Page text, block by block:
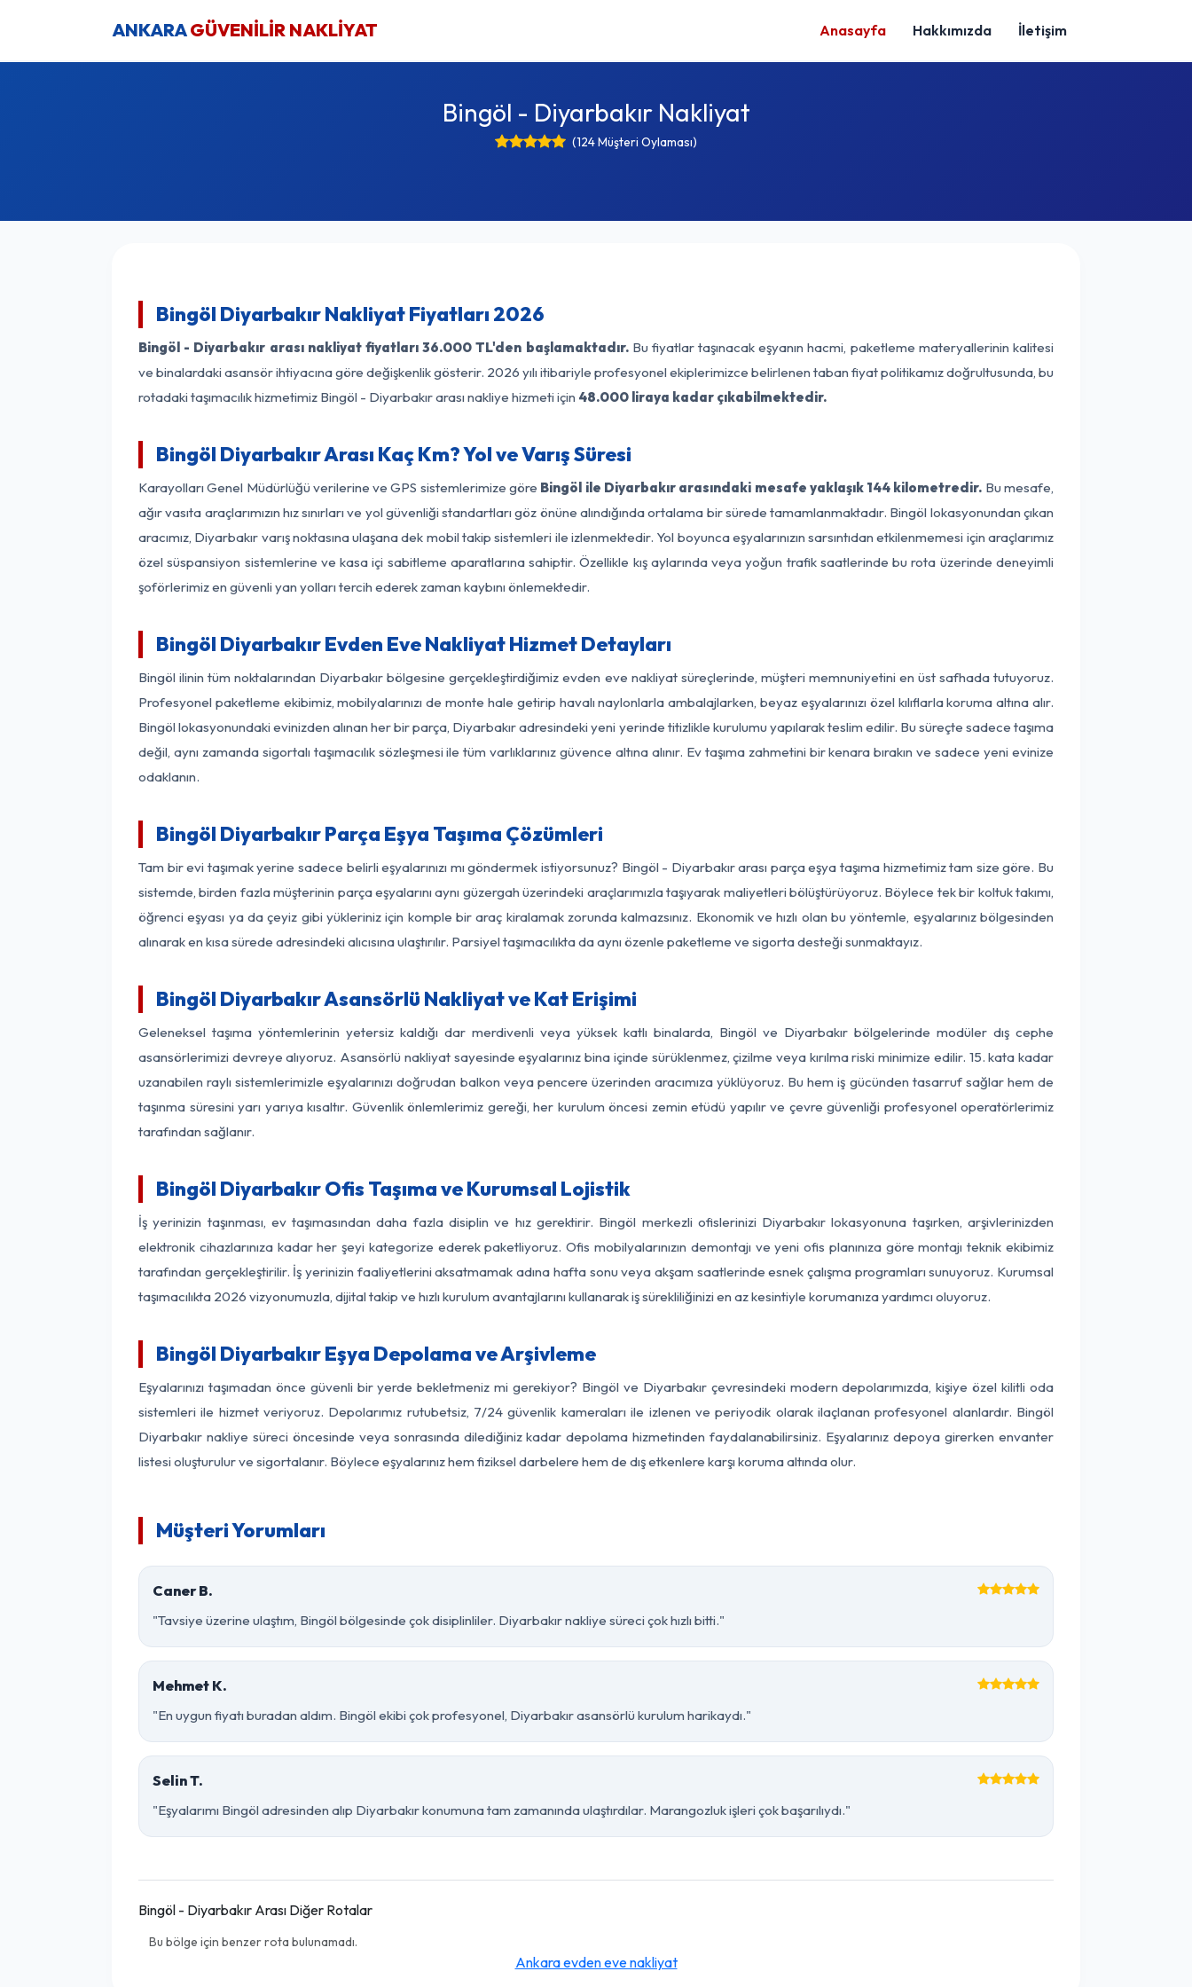
ANKARAGÜVENİLİR NAKLİYAT Anasayfa Hakkımızda İletişim
Bingöl - Diyarbakır Nakliyat
(124 Müşteri Oylaması)
Bingöl Diyarbakır Nakliyat Fiyatları 2026
Bingöl - Diyarbakır arası nakliyat fiyatları 36.000 TL'den başlamaktadır.Bu fiyatlar taşınacak eşyanın hacmi, paketleme materyallerinin kalitesi
ve binalardaki asansör ihtiyacına göre değişkenlik gösterir. 2026 yılı itibariyle profesyonel ekiplerimizce belirlenen taban fiyat politikamız doğrultusunda, bu
rotadaki taşımacılık hizmetimiz Bingöl - Diyarbakır arası nakliye hizmeti için 48.000 liraya kadar çıkabilmektedir.
Bingöl Diyarbakır Arası Kaç Km? Yol ve Varış Süresi
Karayolları Genel Müdürlüğü verilerine ve GPS sistemlerimize göre Bingöl ile Diyarbakır arasındaki mesafe yaklaşık 144 kilometredir. Bu mesafe,
ağır vasıta araçlarımızın hız sınırları ve yol güvenliği standartları göz önüne alındığında ortalama bir sürede tamamlanmaktadır. Bingöl lokasyonundan çıkan
aracımız, Diyarbakır varış noktasına ulaşana dek mobil takip sistemleri ile izlenmektedir. Yol boyunca eşyalarınızın sarsıntıdan etkilenmemesi için araçlarımız
özel süspansiyon sistemlerine ve kasa içi sabitleme aparatlarına sahiptir. Özellikle kış aylarında veya yoğun trafik saatlerinde bu rota üzerinde deneyimli
şoförlerimiz en güvenli yan yolları tercih ederek zaman kaybını önlemektedir.
Bingöl Diyarbakır Evden Eve Nakliyat Hizmet Detayları
Bingöl ilinin tüm noktalarından Diyarbakır bölgesine gerçekleştirdiğimiz evden eve nakliyat süreçlerinde, müşteri memnuniyetini en üst safhada tutuyoruz.
Profesyonel paketleme ekibimiz, mobilyalarınızı de monte hale getirip havalı naylonlarla ambalajlarken, beyaz eşyalarınızı özel kılıflarla koruma altına alır.
Bingöl lokasyonundaki evinizden alınan her bir parça, Diyarbakır adresindeki yeni yerinde titizlikle kurulumu yapılarak teslim edilir. Bu süreçte sadece taşıma
değil, aynı zamanda sigortalı taşımacılık sözleşmesi ile tüm varlıklarınız güvence altına alınır. Ev taşıma zahmetini bir kenara bırakın ve sadece yeni evinize
odaklanın.
Bingöl Diyarbakır Parça Eşya Taşıma Çözümleri
Tam bir evi taşımak yerine sadece belirli eşyalarınızı mı göndermek istiyorsunuz? Bingöl - Diyarbakır arası parça eşya taşıma hizmetimiz tam size göre. Bu
sistemde, birden fazla müşterinin parça eşyalarını aynı güzergah üzerindeki araçlarımızla taşıyarak maliyetleri bölüştürüyoruz. Böylece tek bir koltuk takımı,
öğrenci eşyası ya da çeyiz gibi yükleriniz için komple bir araç kiralamak zorunda kalmazsınız. Ekonomik ve hızlı olan bu yöntemle, eşyalarınız bölgesinden
alınarak en kısa sürede adresindeki alıcısına ulaştırılır. Parsiyel taşımacılıkta da aynı özenle paketleme ve sigorta desteği sunmaktayız.
Bingöl Diyarbakır Asansörlü Nakliyat ve Kat Erişimi
Geleneksel taşıma yöntemlerinin yetersiz kaldığı dar merdivenli veya yüksek katlı binalarda, Bingöl ve Diyarbakır bölgelerinde modüler dış cephe
asansörlerimizi devreye alıyoruz. Asansörlü nakliyat sayesinde eşyalarınız bina içinde sürüklenmez, çizilme veya kırılma riski minimize edilir. 15. kata kadar
uzanabilen raylı sistemlerimizle eşyalarınızı doğrudan balkon veya pencere üzerinden aracımıza yüklüyoruz. Bu hem iş gücünden tasarruf sağlar hem de
taşınma süresini yarı yarıya kısaltır. Güvenlik önlemlerimiz gereği, her kurulum öncesi zemin etüdü yapılır ve çevre güvenliği profesyonel operatörlerimiz
tarafından sağlanır.
Bingöl Diyarbakır Ofis Taşıma ve Kurumsal Lojistik
İş yerinizin taşınması, ev taşımasından daha fazla disiplin ve hız gerektirir. Bingöl merkezli ofislerinizi Diyarbakır lokasyonuna taşırken, arşivlerinizden
elektronik cihazlarınıza kadar her şeyi kategorize ederek paketliyoruz. Ofis mobilyalarınızın demontajı ve yeni ofis planınıza göre montajı teknik ekibimiz
tarafından gerçekleştirilir. İş yerinizin faaliyetlerini aksatmamak adına hafta sonu veya akşam saatlerinde esnek çalışma programları sunuyoruz. Kurumsal
taşımacılıkta 2026 vizyonumuzla, dijital takip ve hızlı kurulum avantajlarını kullanarak iş sürekliliğinizi en az kesintiyle korumanıza yardımcı oluyoruz.
Bingöl Diyarbakır Eşya Depolama ve Arşivleme
Eşyalarınızı taşımadan önce güvenli bir yerde bekletmeniz mi gerekiyor? Bingöl ve Diyarbakır çevresindeki modern depolarımızda, kişiye özel kilitli oda
sistemleri ile hizmet veriyoruz. Depolarımız rutubetsiz, 7/24 güvenlik kameraları ile izlenen ve periyodik olarak ilaçlanan profesyonel alanlardır. Bingöl
Diyarbakır nakliye süreci öncesinde veya sonrasında dilediğiniz kadar depolama hizmetinden faydalanabilirsiniz. Eşyalarınız depoya girerken envanter
listesi oluşturulur ve sigortalanır. Böylece eşyalarınız hem fiziksel darbelere hem de dış etkenlere karşı koruma altında olur.
Müşteri Yorumları
Caner B.
"Tavsiye üzerine ulaştım, Bingöl bölgesinde çok disiplinliler. Diyarbakır nakliye süreci çok hızlı bitti."
Mehmet K.
"En uygun fiyatı buradan aldım. Bingöl ekibi çok profesyonel, Diyarbakır asansörlü kurulum harikaydı."
Selin T.
"Eşyalarımı Bingöl adresinden alıp Diyarbakır konumuna tam zamanında ulaştırdılar. Marangozluk işleri çok başarılıydı."
Bingöl - Diyarbakır Arası Diğer Rotalar
Bu bölge için benzer rota bulunamadı.
Ankara evden eve nakliyat